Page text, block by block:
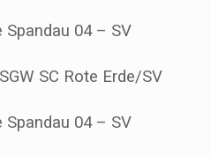
Spandau 04 – SV
SC Rote Erde/SV
Spandau 04 – SV